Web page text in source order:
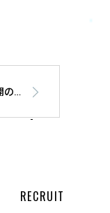
アトリエソエタ・さくら店 営業再開のお知らせ
RECRUIT